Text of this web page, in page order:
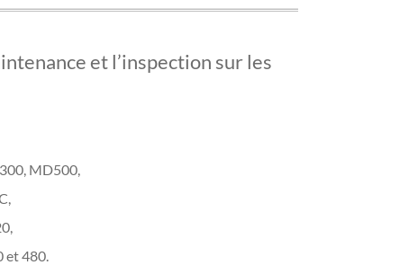
et l’inspection sur les
MD500,
et 480.